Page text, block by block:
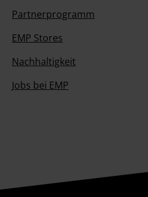
Partnerprogramm
EMP Stores
Nachhaltigkeit
Jobs bei EMP